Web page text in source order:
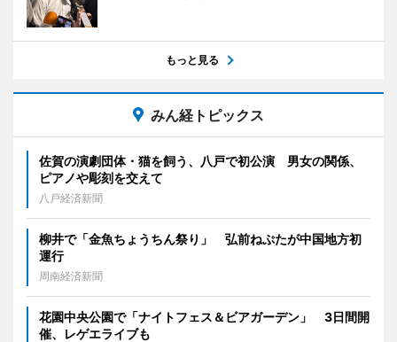
もっと見る
みん経トピックス
佐賀の演劇団体・猫を飼う、八戸で初公演 男女の関係、
ピアノや彫刻を交えて
八戸経済新聞
柳井で「金魚ちょうちん祭り」 弘前ねぷたが中国地方初
運行
周南経済新聞
花園中央公園で「ナイトフェス＆ビアガーデン」 3日間開
催、レゲエライブも